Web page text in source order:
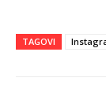
TAGOVI